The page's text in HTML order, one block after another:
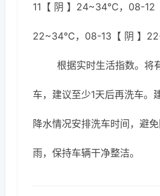
11【 阴 】24~34℃，08-12
22~34℃，08-13【 阴 】
根据实时生活指数。将
车，建议至少1天后再洗车。
降水情况安排洗车时间，避
雨，保持车辆干净整洁。